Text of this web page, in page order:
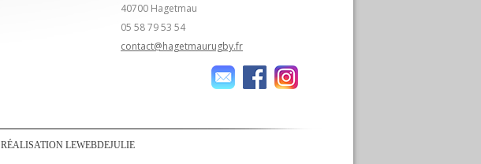
40700 Hagetmau
05 58 79 53 54
contact@hagetmaurugby.fr
RÉALISATION LEWEBDEJULIE